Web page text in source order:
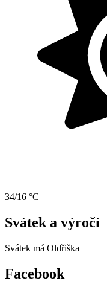
34/16 °C
Svátek a výročí
Svátek má Oldřiška
Facebook